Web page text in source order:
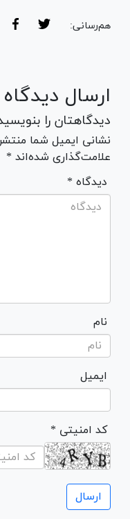
هم‌رسانی:
ارسال دیدگاه
دیدگاهتان را
نشانی ایمیل شما
علامت‌گذاری شده‌اند *
* دیدگاه
نام
ایمیل
* کد امنیتی